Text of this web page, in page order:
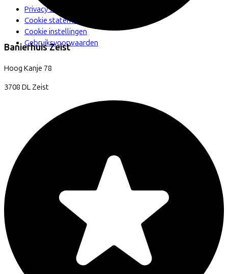
Banierhuis Zeist
Hoog Kanje 78
3708 DL Zeist
Privacy statement
Cookie statement
Cookie instellingen
Gebruiksvoorwaarden